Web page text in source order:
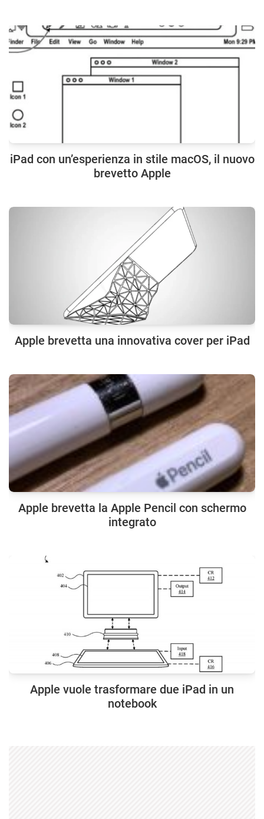
iPad con un’esperienza in stile macOS, il nuovo
brevetto Apple
Apple brevetta una innovativa cover per iPad
Apple brevetta la Apple Pencil con schermo
integrato
Apple vuole trasformare due iPad in un
notebook